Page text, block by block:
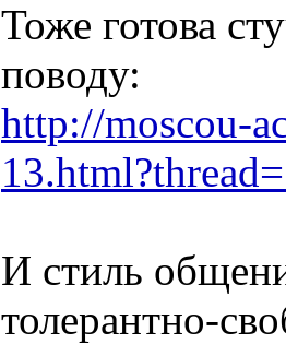
Тоже готова
поводу:
http://moscou-
И стиль
толерантно-